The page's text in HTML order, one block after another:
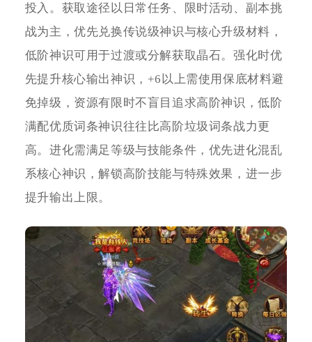
投入。获取途径以日常任务、限时活动、副本挑
战为主，优先兑换传说级神识与核心升级材料，
低阶神识可用于过渡或分解获取晶石。强化时优
先提升核心输出神识，+6以上需使用保底材料避
免掉级，资源有限时不盲目追求高阶神识，低阶
满配优质词条神识往往比高阶垃圾词条战力更
高。进化需满足等级与技能条件，优先进化混乱
系核心神识，解锁高阶技能与特殊效果，进一步
提升输出上限。